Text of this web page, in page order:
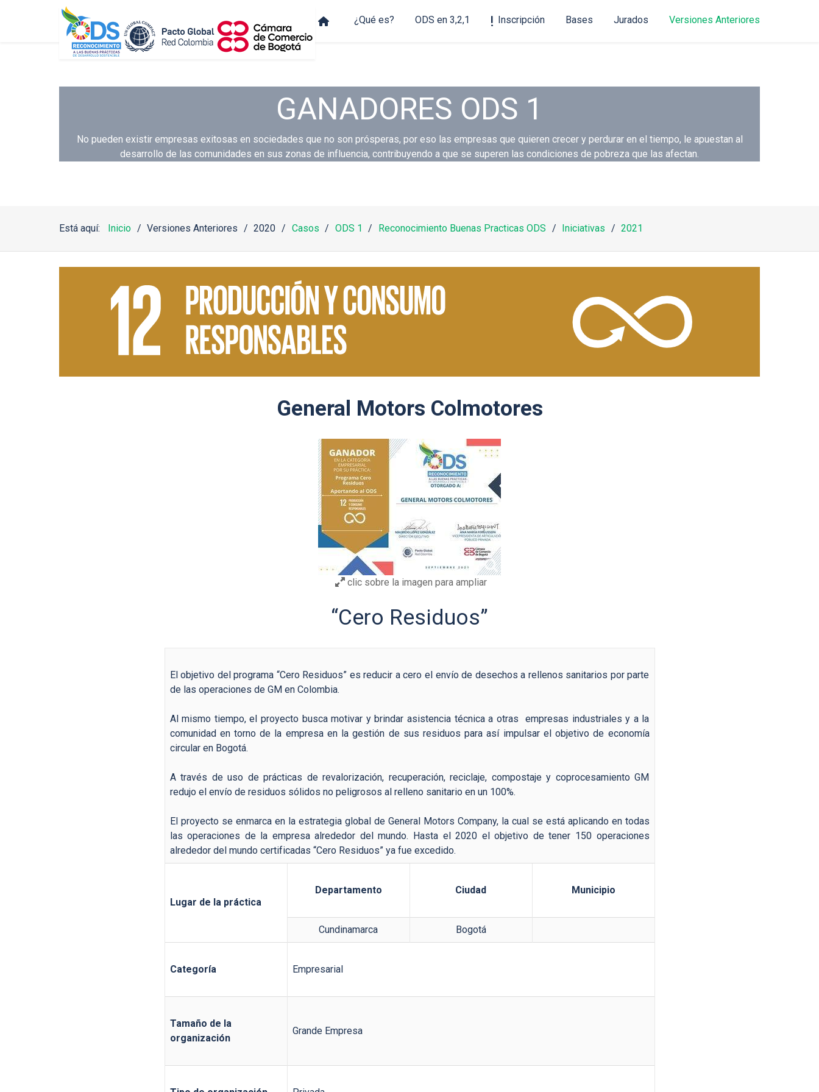
¿Qué es? ODS en 3,2,1 Inscripción Bases Jurados Versiones Anteriores
GANADORES ODS 1
No pueden existir empresas exitosas en sociedades que no son prósperas, por eso las empresas que quieren crecer y perdurar en el tiempo, le apuestan al
desarrollo de las comunidades en sus zonas de influencia, contribuyendo a que se superen las condiciones de pobreza que las afectan.
Está aquí: Inicio Versiones Anteriores 2020 Casos ODS 1 Reconocimiento Buenas Practicas ODS Iniciativas 2021
General Motors Colmotores
clic sobre la imagen para ampliar
“Cero Residuos”
El objetivo del programa “Cero Residuos” es reducir a cero el envío de desechos a rellenos sanitarios por parte
de las operaciones de GM en Colombia.
Al mismo tiempo, el proyecto busca motivar y brindar asistencia técnica a otras empresas industriales y a la
comunidad en torno de la empresa en la gestión de sus residuos para así impulsar el objetivo de economía
circular en Bogotá.
A través de uso de prácticas de revalorización, recuperación, reciclaje, compostaje y coprocesamiento GM
redujo el envío de residuos sólidos no peligrosos al relleno sanitario en un 100%.
El proyecto se enmarca en la estrategia global de General Motors Company, la cual se está aplicando en todas
las operaciones de la empresa alrededor del mundo. Hasta el 2020 el objetivo de tener 150 operaciones
alrededor del mundo certificadas “Cero Residuos” ya fue excedido.
Lugar de la práctica
Departamento Ciudad Municipio
Cundinamarca Bogotá
Categoría Empresarial
Tamaño de la
organización
Grande Empresa